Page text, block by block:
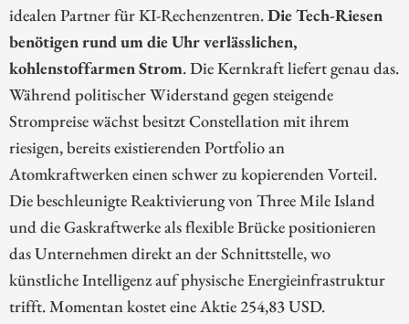
idealen Partner für KI-Rechenzentren.Die Tech-Riesen
benötigen rund um die Uhr verlässlichen,
kohlenstoffarmen Strom. Die Kernkraft liefert genau das.
Während politischer Widerstand gegen steigende
Strompreise wächst besitzt Constellation mit ihrem
riesigen, bereits existierenden Portfolio an
Atomkraftwerken einen schwer zu kopierenden Vorteil.
Die beschleunigte Reaktivierung von Three Mile Island
und die Gaskraftwerke als flexible Brücke positionieren
das Unternehmen direkt an der Schnittstelle, wo
künstliche Intelligenz auf physische Energieinfrastruktur
trifft. Momentan kostet eine Aktie 254,83 USD.